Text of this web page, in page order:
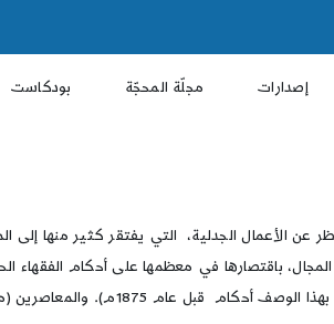
إصدارات مجلّة المحجّة بودكاست
الجدلية، التي يفتقر كثير منها إلى
باقتصارها في معظمها على أحكام الفقهاء
(منذ عام 1875 حتى يومنا هذا).